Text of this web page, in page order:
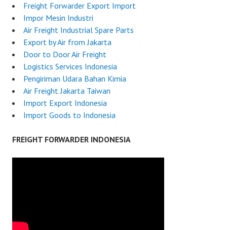
Freight Forwarder Export Import
Impor Mesin Industri
Air Freight Industrial Spare Parts
Export by Air from Jakarta
Door to Door Air Freight
Logistics Services Indonesia
Pengiriman Udara Bahan Kimia
Air Freight Jakarta Taiwan
Import Export Indonesia
Import Goods to Indonesia
FREIGHT FORWARDER INDONESIA